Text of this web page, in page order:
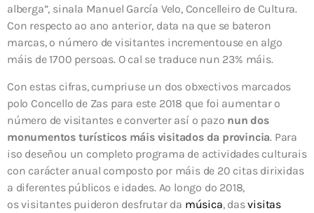
alberga”, sinala Manuel García Velo, Concelleiro de Cultura.
Con respecto ao ano anterior, data na que se bateron
marcas, o número de visitantes incrementouse en algo
máis de 1700 persoas. O cal se traduce nun 23% máis.
Con estas cifras, cumpriuse un dos obxectivos marcados
polo Concello de Zas para este 2018 que foi aumentar o
número de visitantes e converter así o pazo nun dos
monumentos turísticos máis visitados da provincia. Para
iso deseñou un completo programa de actividades culturais
con carácter anual composto por máis de 20 citas dirixidas
a diferentes públicos e idades. Ao longo do 2018,
os visitantes puideron desfrutar da música, dasvisitas